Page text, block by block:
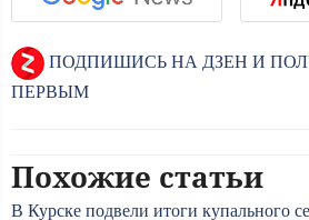
ПОДПИШИСЬ НА ДЗЕН И
ПЕРВЫМ
Похожие статьи
В Курске подвели итоги купального